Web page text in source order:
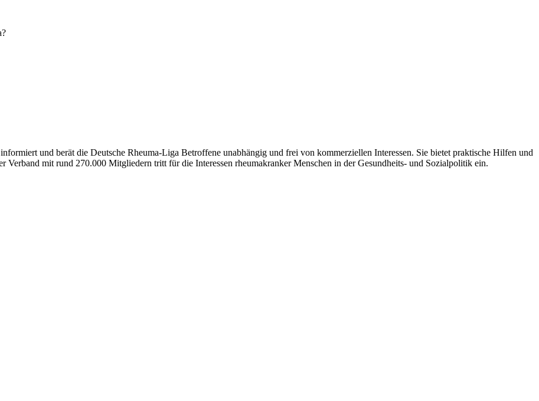
und berät die Deutsche Rheuma-Liga Betroffene unabhängig und frei von kommerziellen Interessen. Sie bietet praktische Hilfen und
Verband mit rund 270.000 Mitgliedern tritt für die Interessen rheumakranker Menschen in der Gesundheits- und Sozialpolitik ein.